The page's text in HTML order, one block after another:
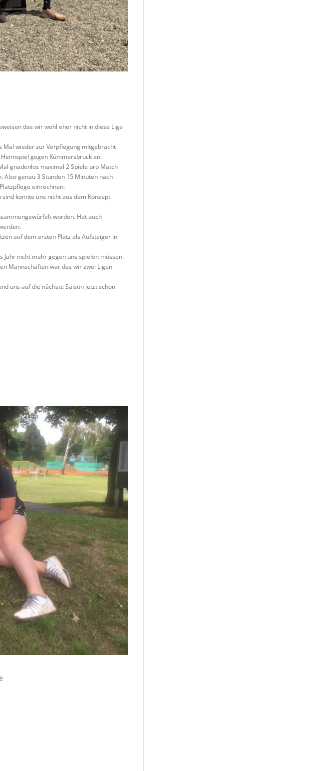
das wir wohl eher nicht in diese Liga
Mal wieder zur Verpflegung mitgebracht
gegen Kümmersbruck an.
gnadenlos maximal 2 Spiele pro Match
Also genau 3 Stunden 15 Minuten nach
einrechnen.
konnte uns nicht aus dem Konzept
worden. Hat auch
auf dem ersten Platz als Aufsteiger in
Jahr nicht mehr gegen uns spielen müssen.
Mannschaften war das wir zwei Ligen
uns auf die nächste Saison jetzt schon